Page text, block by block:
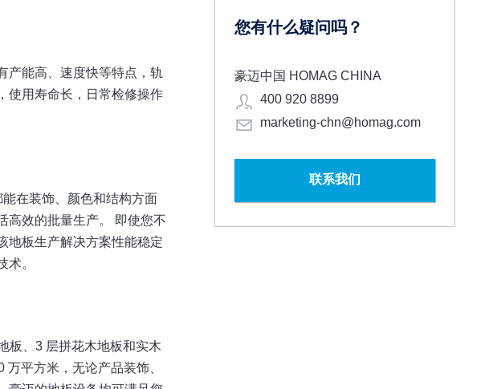
产能高、速度快等特点，轨
使用寿命长，日常检修操作
在装饰、颜色和结构方面
高效的批量生产。 即使您不
地板生产解决方案性能稳定
。
板、3 层拼花木地板和实木
平方米，无论产品装饰、
您有什么疑问吗？
豪迈中国 HOMAG CHINA
400 920 8899
marketing-chn@homag.com
联系我们